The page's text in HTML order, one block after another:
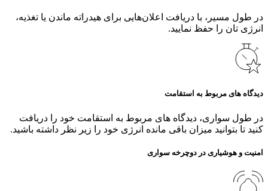
در طول مسیر، با دریافت اعلان‌هایی برای هیدراته ماندن یا تغذیه،
انرژی‌ تان را حفظ نمایید.
دیدگاه‌ های مربوط به استقامت
در طول سواری، دیدگاه‌ های مربوط به استقامت خود را دریافت
کنید تا بتوانید میزان باقی‌ مانده انرژی خود را زیر نظر داشته باشید.
امنیت و هوشیاری در دوچرخه‌ سواری